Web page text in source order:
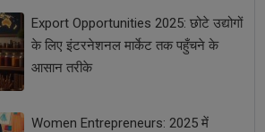
Export Opportunities 2025: छोटे उद्योगों
के लिए इंटरनेशनल मार्केट तक पहुँचने के
आसान तरीके
Women Entrepreneurs: 2025 में